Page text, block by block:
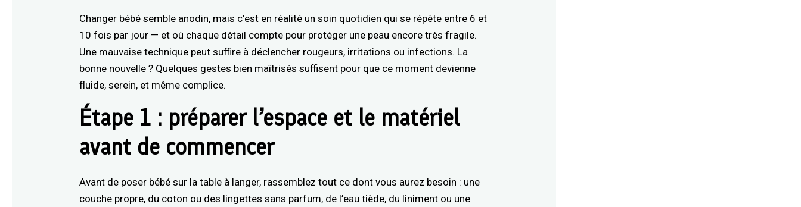
Changer bébé semble anodin, mais c’est en réalité un soin quotidien qui se répète entre 6 et
10 fois par jour — et où chaque détail compte pour protéger une peau encore très fragile.
Une mauvaise technique peut suffire à déclencher rougeurs, irritations ou infections. La
bonne nouvelle ? Quelques gestes bien maîtrisés suffisent pour que ce moment devienne
fluide, serein, et même complice.
Étape 1 : préparer l’espace et le matériel
avant de commencer
Avant de poser bébé sur la table à langer, rassemblez tout ce dont vous aurez besoin : une
couche propre, du coton ou des lingettes sans parfum, de l’eau tiède, du liniment ou une